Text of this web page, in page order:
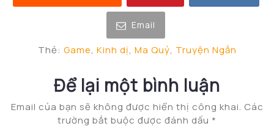
Email
Thẻ: Game, Kinh dị, Ma Quỷ, Truyện Ngắn
Để lại một bình luận
Email của bạn sẽ không được hiển thị công khai. Các
trường bắt buộc được đánh dấu *